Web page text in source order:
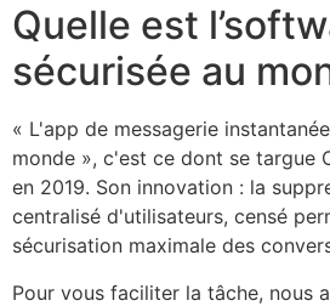
Quelle est
sécurisée au
« L'app de messagerie
monde », c'est ce dont se targue
en 2019. Son innovation : la
centralisé d'utilisateurs, censé
sécurisation maximale des
Pour vous faciliter la tâche, nous